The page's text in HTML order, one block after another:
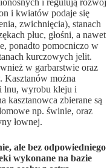
i regulują rozwój
i kwiatów podaje się
zwichnięcia), stanach
płuc, głośni, a nawet
ponadto pomoc­niczo w
kurczowych jelit.
w garbarstwie oraz
Kasztanów można
lnu, wyrobu kleju i
kasztanowca zbierane są
np. świnie, oraz
łownej.
ale bez od­powiedniego
wykonane na bazie